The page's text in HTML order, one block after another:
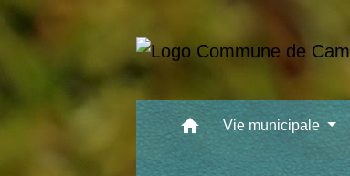
home Vie municipale